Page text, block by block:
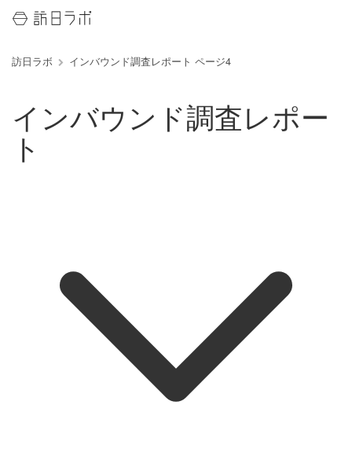
訪日ラボ インバウンド調査レポート ページ4
インバウンド調査レポー
ト